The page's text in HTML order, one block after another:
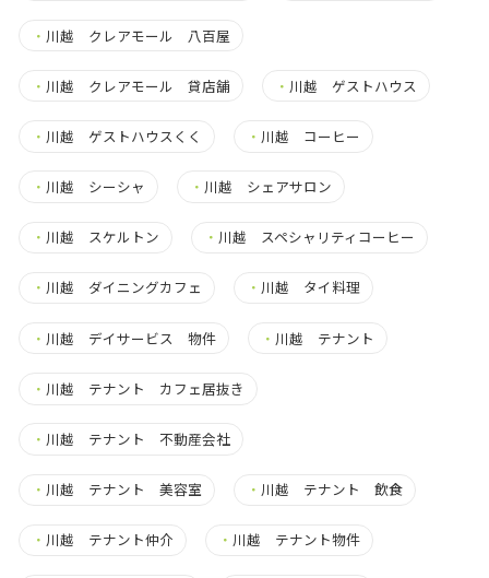
・ 川越 クレアモール 八百屋
・ 川越 クレアモール 貸店舗 ・ 川越 ゲストハウス
・ 川越 ゲストハウスくく ・ 川越 コーヒー
・ 川越 シーシャ ・ 川越 シェアサロン
・ 川越 スケルトン ・ 川越 スペシャリティコーヒー
・ 川越 ダイニングカフェ ・ 川越 タイ料理
・ 川越 デイサービス 物件 ・ 川越 テナント
・ 川越 テナント カフェ居抜き
・ 川越 テナント 不動産会社
・ 川越 テナント 美容室 ・ 川越 テナント 飲食
・ 川越 テナント仲介 ・ 川越 テナント物件